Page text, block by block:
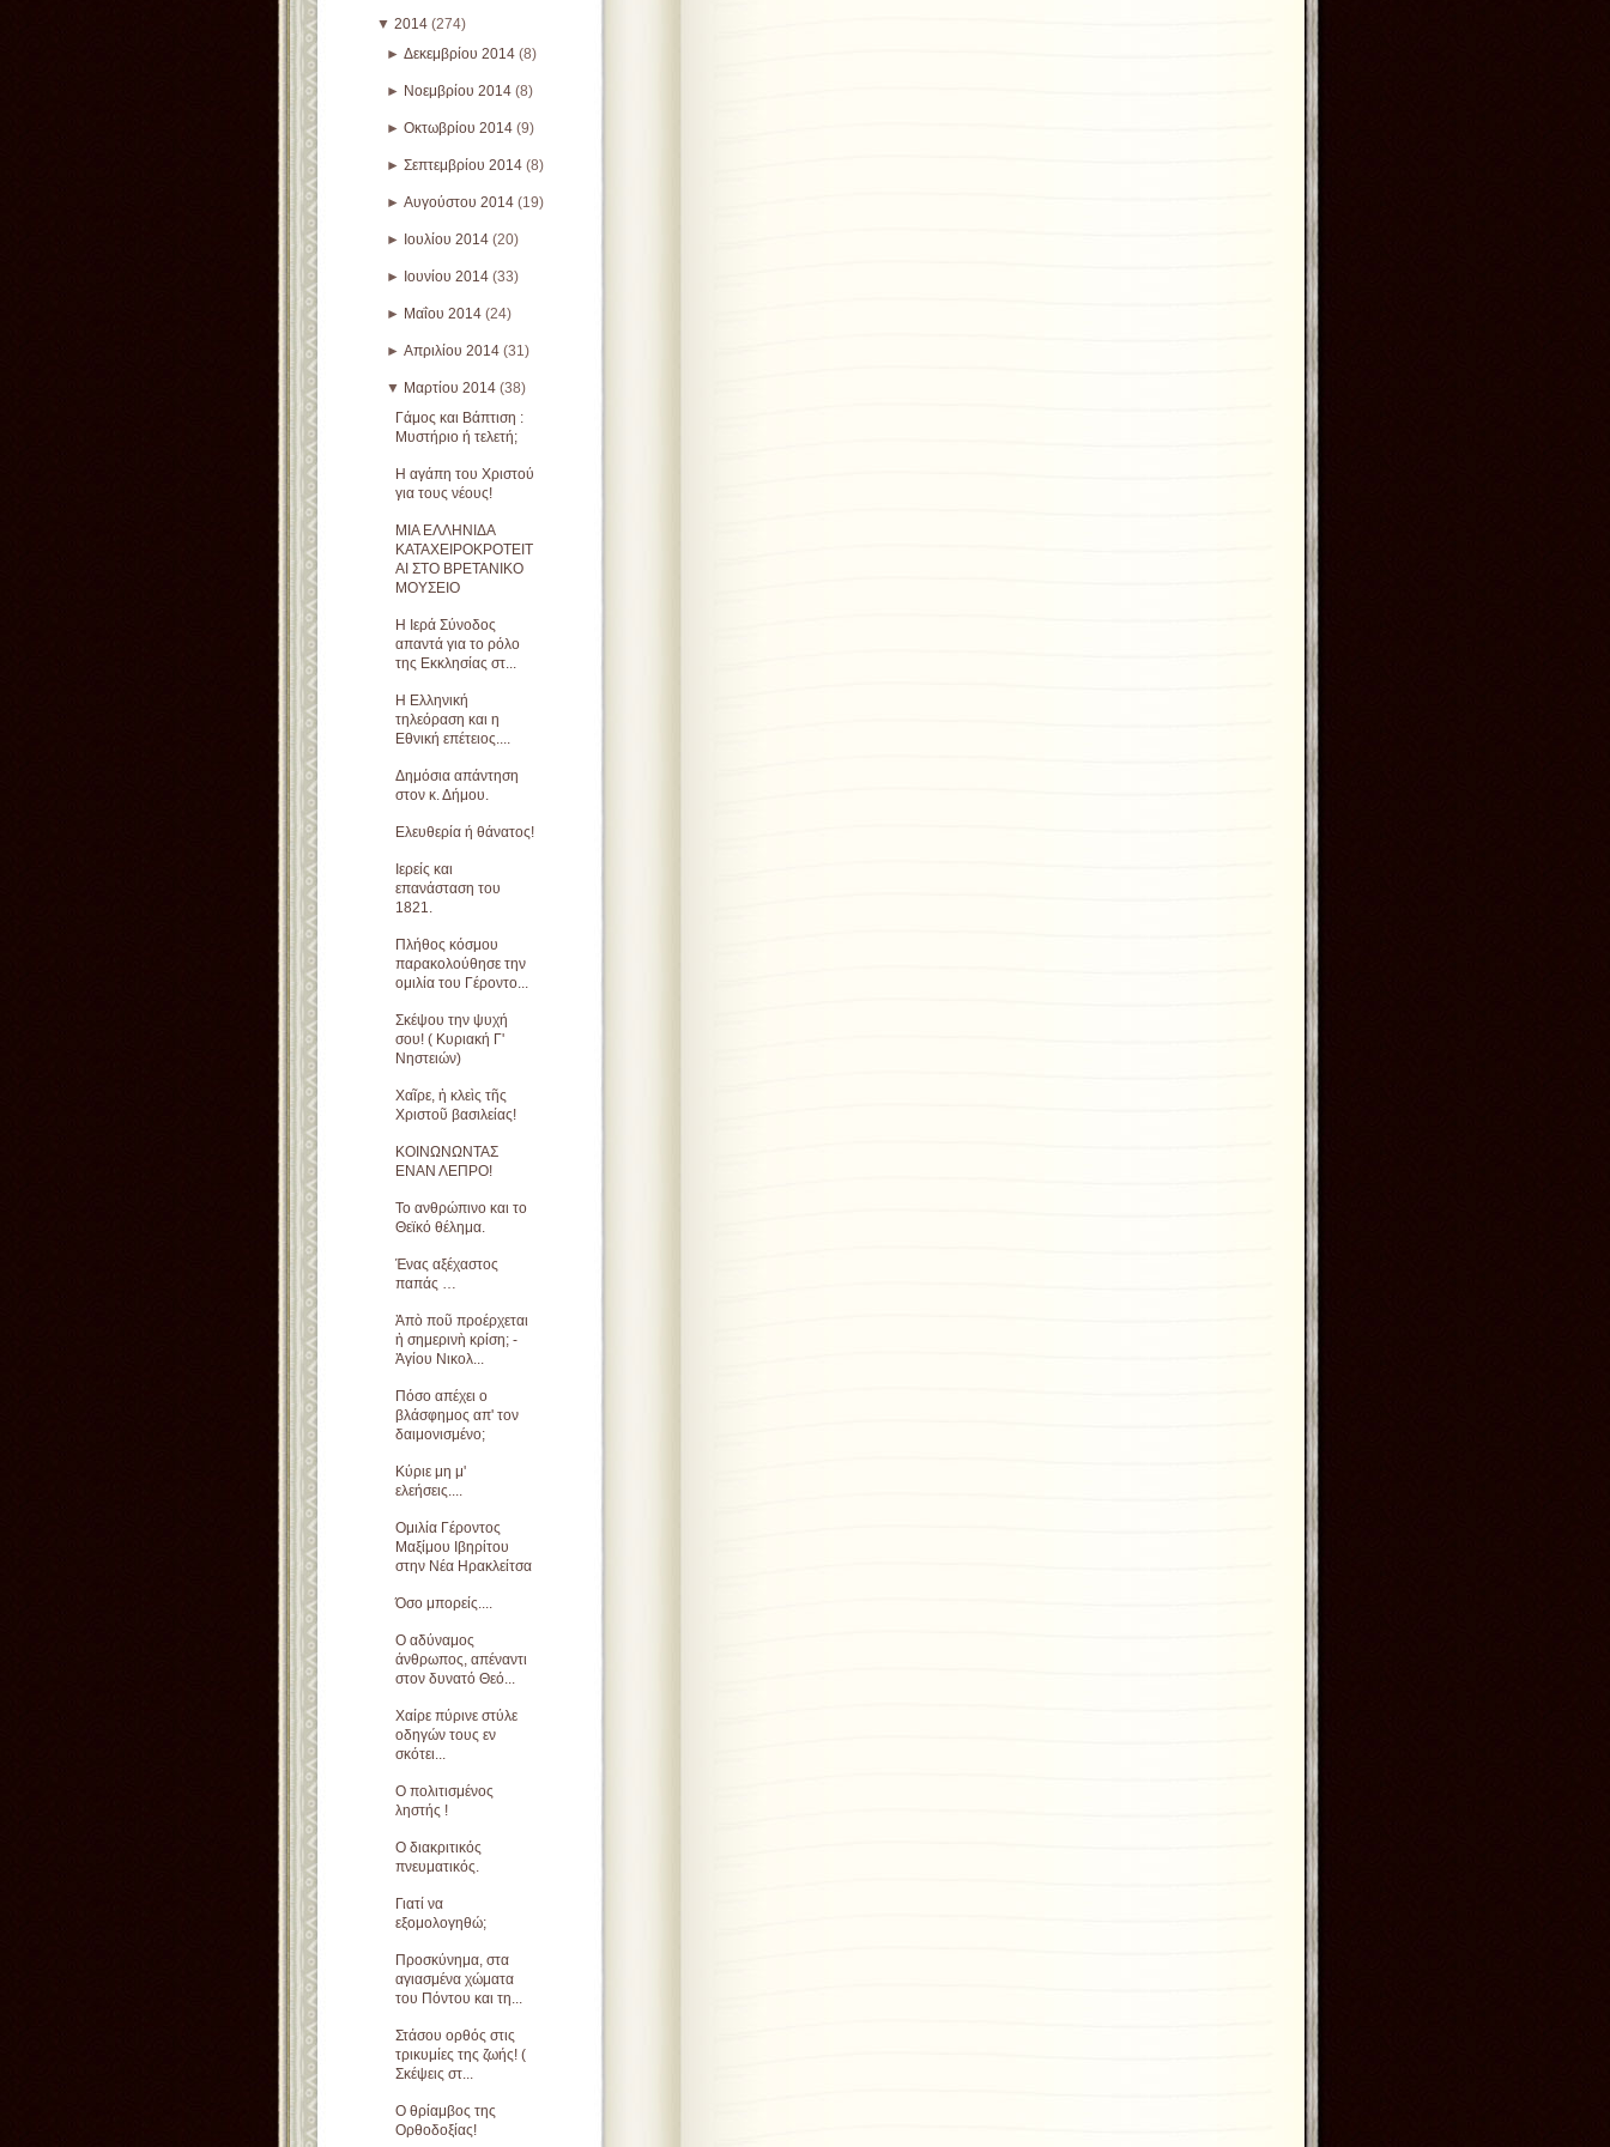
▼ 2014 (274)
► Δεκεμβρίου 2014 (8)
► Νοεμβρίου 2014 (8)
► Οκτωβρίου 2014 (9)
► Σεπτεμβρίου 2014 (8)
► Αυγούστου 2014 (19)
► Ιουλίου 2014 (20)
► Ιουνίου 2014 (33)
► Μαΐου 2014 (24)
► Απριλίου 2014 (31)
▼ Μαρτίου 2014 (38)
Γάμος και Βάπτιση :
Μυστήριο ή τελετή;
Η αγάπη του Χριστού
για τους νέους!
ΜΙΑ ΕΛΛΗΝΙΔΑ
ΚΑΤΑΧΕΙΡΟΚΡΟΤΕΙΤ
ΑΙ ΣΤΟ ΒΡΕΤΑΝΙΚΟ
ΜΟΥΣΕΙΟ
Η Ιερά Σύνοδος
απαντά για το ρόλο
της Εκκλησίας στ...
Η Ελληνική
τηλεόραση και η
Εθνική επέτειος....
Δημόσια απάντηση
στον κ. Δήμου.
Ελευθερία ή θάνατος!
Ιερείς και
επανάσταση του
1821.
Πλήθος κόσμου
παρακολούθησε την
ομιλία του Γέροντο...
Σκέψου την ψυχή
σου! ( Κυριακή Γ'
Νηστειών)
Χαῖρε, ἡ κλεὶς τῆς
Χριστοῦ βασιλείας!
ΚΟΙΝΩΝΩΝΤΑΣ
ΕΝΑΝ ΛΕΠΡΟ!
Το ανθρώπινο και το
Θεϊκό θέλημα.
Ένας αξέχαστος
παπάς …
Ἀπὸ ποῦ προέρχεται
ἡ σημερινὴ κρίση; -
Ἁγίου Νικολ...
Πόσο απέχει ο
βλάσφημος απ' τον
δαιμονισμένο;
Κύριε μη μ'
ελεήσεις....
Ομιλία Γέροντος
Μαξίμου Ιβηρίτου
στην Νέα Ηρακλείτσα
Όσο μπορείς....
Ο αδύναμος
άνθρωπος, απέναντι
στον δυνατό Θεό...
Χαίρε πύρινε στύλε
οδηγών τους εν
σκότει...
Ο πολιτισμένος
ληστής !
Ο διακριτικός
πνευματικός.
Γιατί να
εξομολογηθώ;
Προσκύνημα, στα
αγιασμένα χώματα
του Πόντου και τη...
Στάσου ορθός στις
τρικυμίες της ζωής! (
Σκέψεις στ...
Ο θρίαμβος της
Ορθοδοξίας!